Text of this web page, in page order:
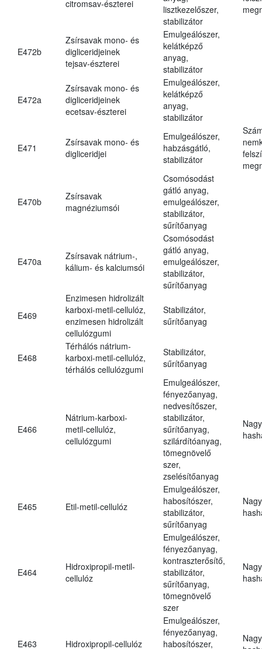
citromsav-észterei
lisztkezelőszer,
stabilizátor
E472b
Zsírsavak mono- és
digliceridjeinek
tejsav-észterei
Emulgeálószer,
kelátképző
anyag,
stabilizátor
E472a
Zsírsavak mono- és
digliceridjeinek
ecetsav-észterei
Emulgeálószer,
kelátképző
anyag,
stabilizátor
E471
Zsírsavak mono- és
digliceridjei
Emulgeálószer,
habzásgátló,
stabilizátor
E470b
Zsírsavak
magnéziumsói
Csomósodást
gátló anyag,
emulgeálószer,
stabilizátor,
sűrítőanyag
E470a
Zsírsavak nátrium-,
kálium- és kalciumsói
Csomósodást
gátló anyag,
emulgeálószer,
stabilizátor,
sűrítőanyag
E469
Enzimesen hidrolizált
karboxi-metil-cellulóz,
enzimesen hidrolizált
cellulózgumi
Stabilizátor,
sűrítőanyag
E468
Térhálós nátrium-
karboxi-metil-cellulóz,
térhálós cellulózgumi
Stabilizátor,
sűrítőanyag
E466
Nátrium-karboxi-
metil-cellulóz,
cellulózgumi
Emulgeálószer,
fényezőanyag,
nedvesítőszer,
stabilizátor,
sűrítőanyag,
szilárdítóanyag,
tömegnövelő
szer,
zselésítőanyag
E465 Etil-metil-cellulóz
Emulgeálószer,
habosítószer,
stabilizátor,
sűrítőanyag
E464
Hidroxipropil-metil-
cellulóz
Emulgeálószer,
fényezőanyag,
kontraszterősítő,
stabilizátor,
sűrítőanyag,
tömegnövelő
szer
E463 Hidroxipropil-cellulóz
Emulgeálószer,
fényezőanyag,
habosítószer,